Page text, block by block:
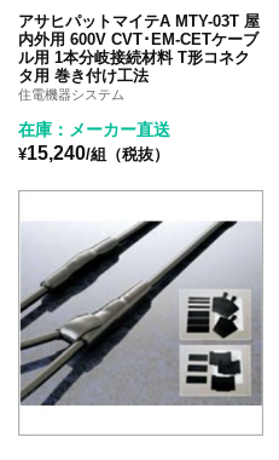
アサヒパットマイテA MTY-03T 屋
内外用 600V CVT･EM-CETケーブ
ル用 1本分岐接続材料 T形コネク
タ用 巻き付け工法
住電機器システム
在庫：メーカー直送
¥15,240/組（税抜）